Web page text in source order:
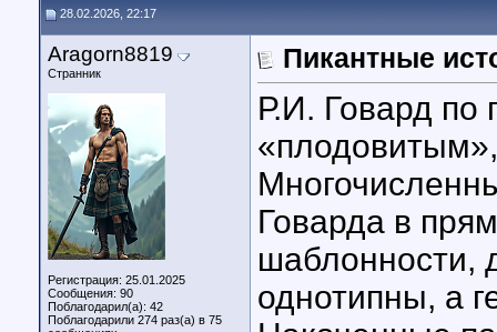
28.02.2026, 22:17
Aragorn8819
Странник
Регистрация: 25.01.2025
Сообщения: 90
Поблагодарил(а): 42
Поблагодарили 274 раз(а) в 75
Пикантные
Р.И. Говард по
Говарда в
шаблонности,
однотипны, а